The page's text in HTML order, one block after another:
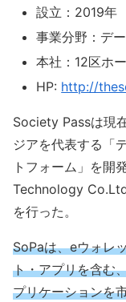
設立：2019年
事業分野：デ
本社：12区ホ
HP: http://
Society Passは現
ジアを代表する「
トフォーム」を開
Technology
を行った。
SoPaは、eウォレ
ト・アプリを含む
プリケーションを